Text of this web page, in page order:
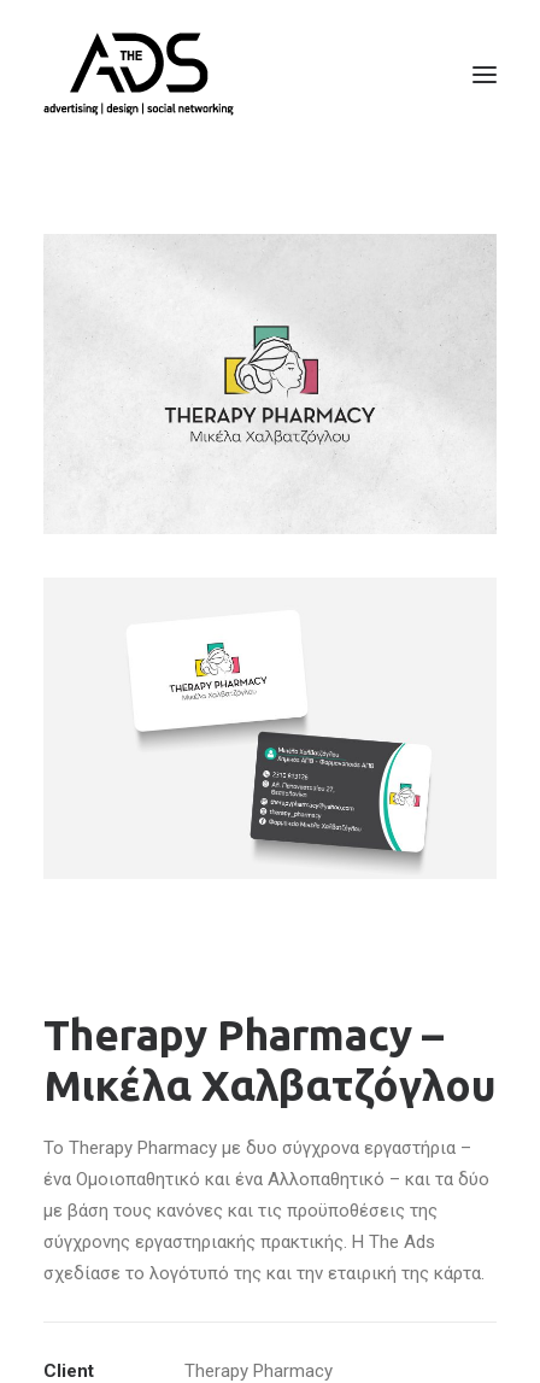
Therapy Pharmacy –
Μικέλα Χαλβατζόγλου
Το Therapy Pharmacy με δυο σύγχρονα εργαστήρια –
ένα Ομοιοπαθητικό και ένα Αλλοπαθητικό – και τα δύο
με βάση τους κανόνες και τις προϋποθέσεις της
σύγχρονης εργαστηριακής πρακτικής. Η The Ads
σχεδίασε το λογότυπό της και την εταιρική της κάρτα.
Client
Therapy Pharmacy